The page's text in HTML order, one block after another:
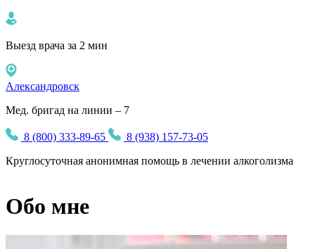
Выезд врача за 2 мин
Александровск
Мед. бригад на линии – 7
8 (800) 333-89-65
8 (938) 157-73-05
Круглосуточная анонимная помощь в лечении алкоголизма
Обо мне